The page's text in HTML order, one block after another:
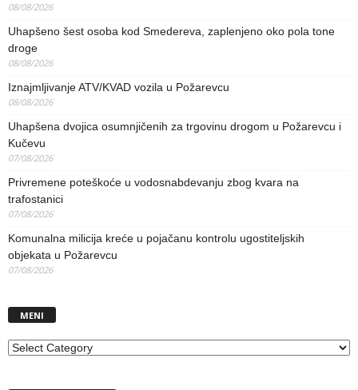
08/08/2026
Uhapšeno šest osoba kod Smedereva, zaplenjeno oko pola tone
droge
08/08/2026
Iznajmljivanje ATV/KVAD vozila u Požarevcu
08/08/2026
Uhapšena dvojica osumnjičenih za trgovinu drogom u Požarevcu i
Kučevu
07/08/2026
Privremene poteškoće u vodosnabdevanju zbog kvara na
trafostanici
07/08/2026
Komunalna milicija kreće u pojačanu kontrolu ugostiteljskih
objekata u Požarevcu
07/08/2026
MENI
MENI